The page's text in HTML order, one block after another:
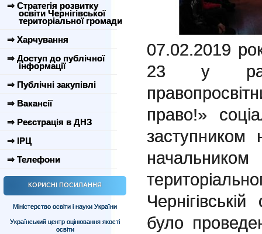
⇒ Стратегія розвитку
освіти Чернігівської
територіальної громади
⇒ Харчування
⇒ Доступ до публічної
інформації
⇒ Публічні закупівлі
⇒ Вакансії
⇒ Реєстрація в ДНЗ
⇒ ІРЦ
⇒ Телефони
КОРИСНІ ПОСИЛАННЯ
Міністерство освіти і науки України
Український центр оцінювання якості
освіти
07.02.2019
23 у
право!»
заступником
було